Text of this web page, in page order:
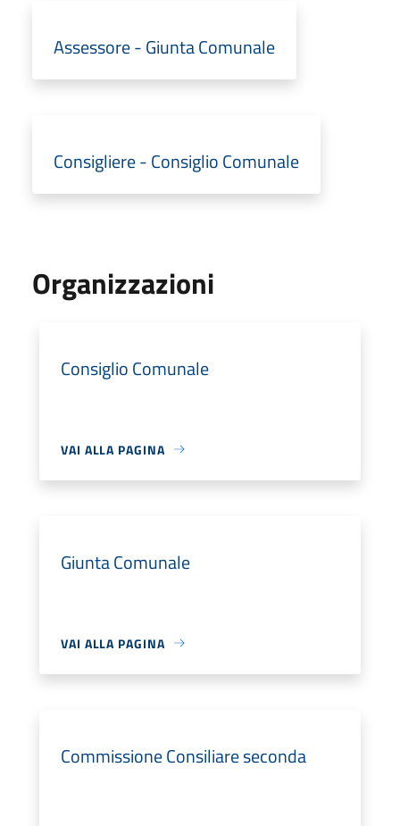
Assessore - Giunta Comunale
Consigliere - Consiglio Comunale
Organizzazioni
Consiglio Comunale
VAI ALLA PAGINA
Giunta Comunale
VAI ALLA PAGINA
Commissione Consiliare seconda